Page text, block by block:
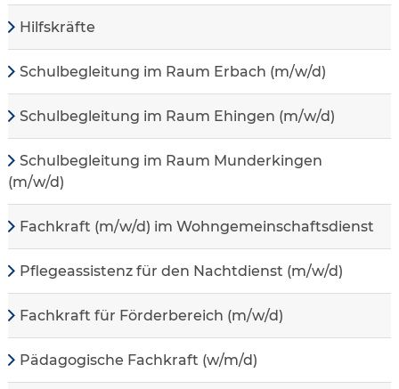
Hilfskräfte
Schulbegleitung im Raum Erbach (m/w/d)
Schulbegleitung im Raum Ehingen (m/w/d)
Schulbegleitung im Raum Munderkingen
(m/w/d)
Fachkraft (m/w/d) im Wohngemeinschaftsdienst
Pflegeassistenz für den Nachtdienst (m/w/d)
Fachkraft für Förderbereich (m/w/d)
Pädagogische Fachkraft (w/m/d)